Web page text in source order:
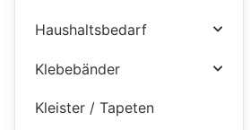
Haushaltsbedarf
Klebebänder
Kleister / Tapeten